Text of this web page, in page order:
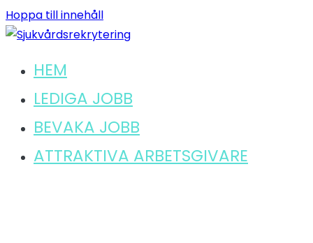
Hoppa till innehåll
Sjukvårdsrekrytering
Hitta ditt lediga jobb inom sjukvård
HEM
LEDIGA JOBB
BEVAKA JOBB
ATTRAKTIVA ARBETSGIVARE